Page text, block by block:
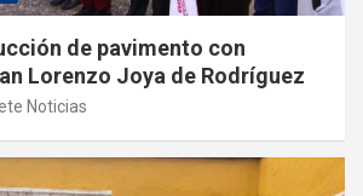
de pavimento con
Lorenzo Joya de Rodríguez
Noticias